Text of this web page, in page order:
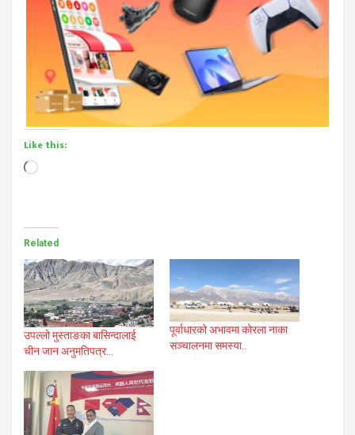
Like this:
Loading…
Related
उपल्लो मुस्ताङका बासिन्दालाई
चीन जान अनुमतिपत्र…
पूर्वाधारको अभावमा कोरला नाका
सञ्चालनमा समस्या..